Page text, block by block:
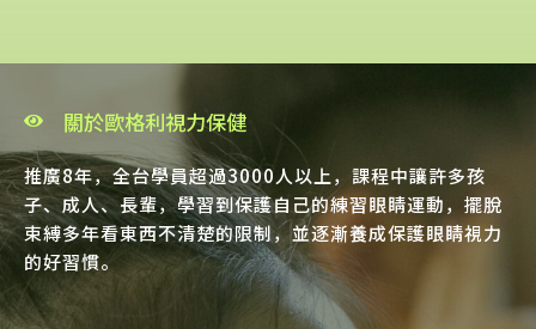
關於歐格利視力保健
推廣8年，全台學員超過3000人以上，課程中讓許多孩
子、成人、長輩，學習到保護自己的練習眼睛運動，擺脫
束縛多年看東西不清楚的限制，並逐漸養成保護眼睛視力
的好習慣。